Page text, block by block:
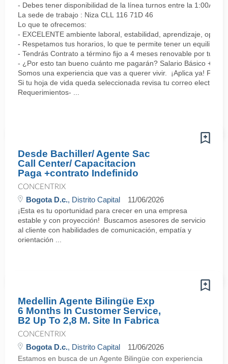
- Debes tener disponibilidad de la línea turnos entre la 1:00AM
La sede de trabajo : Niza CLL 116 71D 46
Lo que te ofrecemos:
- EXCELENTE ambiente laboral, estabilidad, aprendizaje,
- Respetamos tus horarios, lo que te permite tener un equilibrio
- Tendrás Contrato a término fijo a 4 meses renovable por tu
- ¿Por esto tan bueno cuánto me pagarán? Salario Básico +
Somos una experiencia que vas a querer vivir. ¡Aplica ya!
Si tu hoja de vida queda seleccionada revisa tu correo
Requerimientos- ...
Desde Bachiller/ Agente Sac
Call Center/ Capacitacion
Paga +contrato Indefinido
CONCENTRIX
Bogota D.c., Distrito Capital 11/06/2026
¡Esta es tu oportunidad para crecer en una empresa
estable y con proyección! Buscamos asesores de servicio
al cliente con habilidades de comunicación, empatía y
orientación ...
Medellin Agente Bilingüe Exp
6 Months In Customer Service,
B2 Up To 2,8 M. Site In Fabrica
CONCENTRIX
Bogota D.c., Distrito Capital 11/06/2026
Estamos en busca de un Agente Bilingüe con experiencia